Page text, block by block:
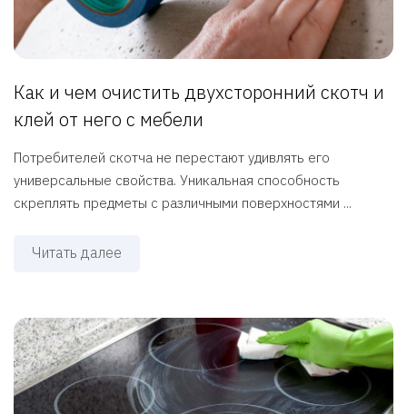
Как и чем очистить двухсторонний скотч и
клей от него с мебели
Потребителей скотча не перестают удивлять его
универсальные свойства. Уникальная способность
скреплять предметы с различными поверхностями ...
Читать далее